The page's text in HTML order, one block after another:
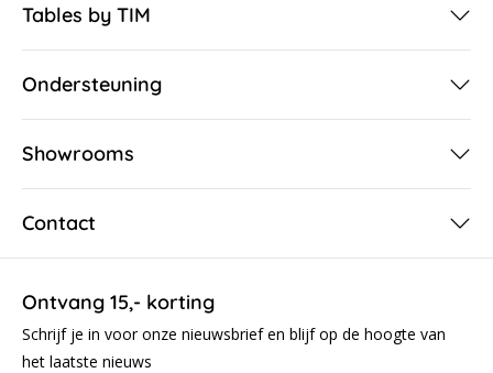
Tables by TIM
Ondersteuning
Showrooms
Contact
Ontvang 15,- korting
Schrijf je in voor onze nieuwsbrief en blijf op de hoogte van
het laatste nieuws